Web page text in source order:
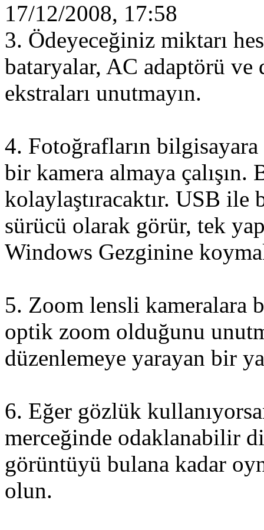
17/12/2008, 17:58
3. Ödeyeceğiniz miktarı
bataryalar, AC adaptörü ve
ekstraları unutmayın.
4. Fotoğrafların
bir kamera almaya
kolaylaştıracaktır. USB ile
sürücü olarak görür, tek
Windows Gezginine
5. Zoom lensli kameralara
optik zoom olduğunu
düzenlemeye yarayan bir
6. Eğer gözlük
merceğinde odaklanabilir
görüntüyü bulana kadar
olun.